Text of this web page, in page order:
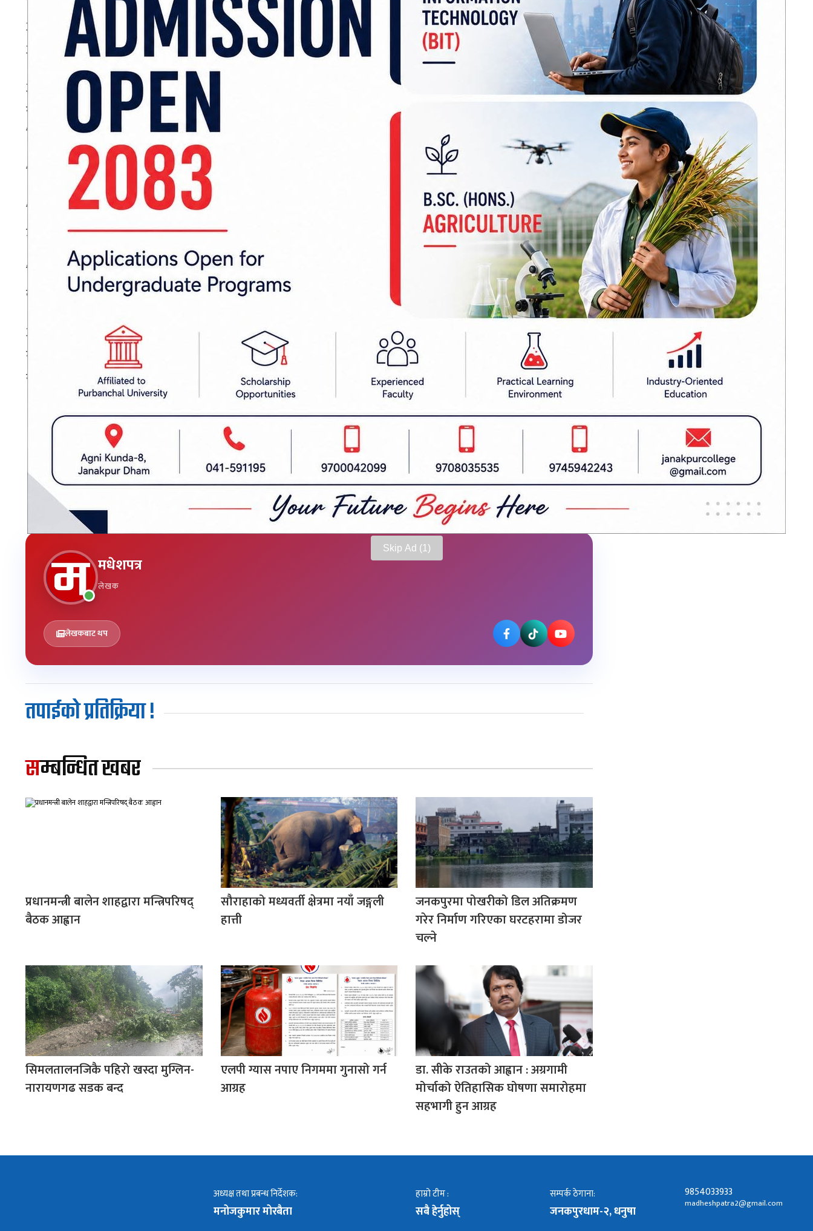
Skip Ad
अर्थतन्त्रको आकार १ सय अर्ब अमेरिकी डलर नजिक पुर्‍याउँदै नेपाललाई सम्मानजनक मध्यम आय भएको मुलुक बनाउने
आधार रहेको समेत अर्थले उल्लेख गरेको छ ।
आगामी ५ वर्षभित्र विद्युत जडित क्षमता १५ हजार मेगावाट पुर्‍याउन, राष्ट्रिय गौरवका महत्वपूर्ण आयोजनाको निर्माण २ वर्ष भित्र
सम्पन्न गर्ने समेत अर्थले स्थितिपत्रमा लेखेको छ । रणनीतिक महत्वका नयाँ आयोजना विकास गर्ने लगायत पूर्वाधार
विकासबाट निजी लगानी समेत आकर्षित भई आर्थिक वृद्धि तीव्र हुने अर्थले उल्लेख गरेको छ ।
स्थितिपत्रमा मन्त्रालयले अर्थतन्त्रको समष्टिगत आर्थिक तथा सामाजिक स्थितिको यथार्थपरक विश्लेषण गरेको जनाएको छ ।
स्थितिपत्रले नेपालको समग्र आर्थिक तथा सामाजिक अवस्थाको यथार्थपरक र वस्तुनिष्ठ विश्लेषण गरेको समेत मन्त्रालयले
उल्लेख गरेको छ ।
विगतमा कतिपय आर्थिक नीतिले अपेक्षित नतिजा दिन नसक्नुको मुख्य कारण कमजोर कार्यान्वयन क्षमता, वित्तीय साधनको
कमी र सीमित वित्तीय साधनको प्राथमिकता निर्धारण गरी कुशल विनियोजन गर्न नसक्नु रहेको अर्थको विश्लेषण छ ।
अत: यो स्थितिपत्र आगामी दिनमा यथार्थपरक नीति निर्माण गर्न, वित्तीय स्रोतको कुशल परिचालन गर्न, प्राथमिकता निर्धारण
गर्न र कार्यान्वयनको पक्षलाई नतिजामुखी बनाउँदै आर्थिक स्थायित्व सहित उच्च आर्थिक वृद्धि, रोजगारी सिर्जना र आर्थिक
समावेशीता कायम गर्न एक मार्गनिर्देशक दस्तावेजका रूपमा सहयोगी हुने अपेक्षा अर्थले गरेको छ ।
मधेशपत्र
लेखक
लेखकबाट थप
तपाईको प्रतिक्रिया !
सम्बन्धित खबर
प्रधानमन्त्री बालेन शाहद्वारा मन्त्रिपरिषद्
बैठक आह्वान
सौराहाको मध्यवर्ती क्षेत्रमा नयाँ जङ्गली
हात्ती
जनकपुरमा पोखरीको डिल अतिक्रमण
गरेर निर्माण गरिएका घरटहरामा डोजर
चल्ने
सिमलतालनजिकै पहिरो खस्दा मुग्लिन-
नारायणगढ सडक बन्द
एलपी ग्यास नपाए निगममा गुनासो गर्न
आग्रह
डा. सीके राउतको आह्वान : अग्रगामी
मोर्चाको ऐतिहासिक घोषणा समारोहमा
सहभागी हुन आग्रह
सौराहाको मध्यवर्ती
क्षेत्रमा नयाँ जङ्गली
हात्ती
जनकपुरमा पोखरीको
डिल अतिक्रमण गरेर
निर्माण गरिएका
घरटहरामा डोजर
चल्ने
आज दिनभर कस्तो
होला काठमाडौँ
उपत्यकाको मौसम
सिमलतालनजिकै
पहिरो खस्दा मुग्लिन-
नारायणगढ सडक
बन्द
निगममा गुनासो गर्न
आग्रह
अध्यक्ष तथा प्रबन्ध निर्देशक:
मनोजकुमार मोरबैता
हाम्रो टीम :
सबै हेर्नुहोस्
सम्पर्क ठेगाना:
जनकपुरधाम-२, धनुषा
9854033933
madheshpatra2@gmail.com